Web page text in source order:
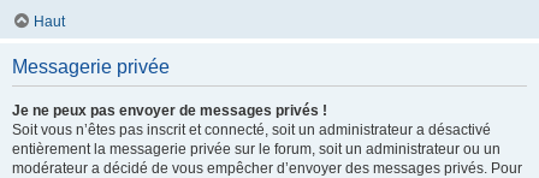
Haut
Messagerie privée
Je ne peux pas envoyer de messages privés !
Soit vous n’êtes pas inscrit et connecté, soit un administrateur a désactivé
entièrement la messagerie privée sur le forum, soit un administrateur ou un
modérateur a décidé de vous empêcher d’envoyer des messages privés. Pour